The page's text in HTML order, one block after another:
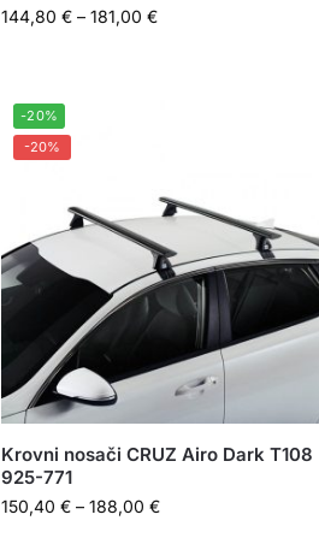
144,80 € – 181,00 €
-20%
-20%
Krovni nosači CRUZ Airo Dark T108
925-771
150,40 € – 188,00 €